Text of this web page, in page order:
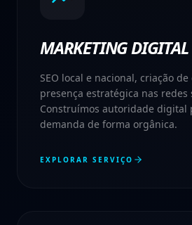
MARKETING DIGITAL
SEO local e nacional, criação
presença estratégica nas redes
Construímos autoridade digital
demanda de forma orgânica.
EXPLORAR SERVIÇO